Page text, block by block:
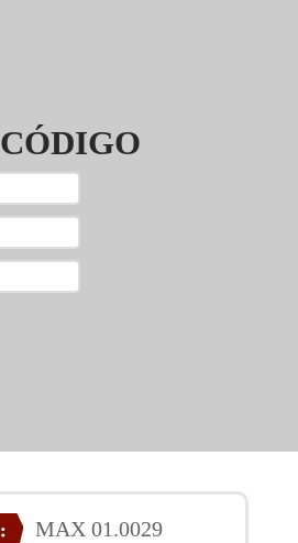
CÓDIGO
MAX 01.0029